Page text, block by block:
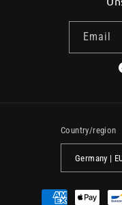
Email
Country/region
Payment